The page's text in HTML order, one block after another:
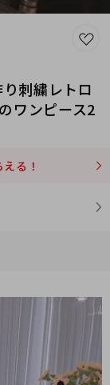
刺繍レトロ
ワンピース2
る！